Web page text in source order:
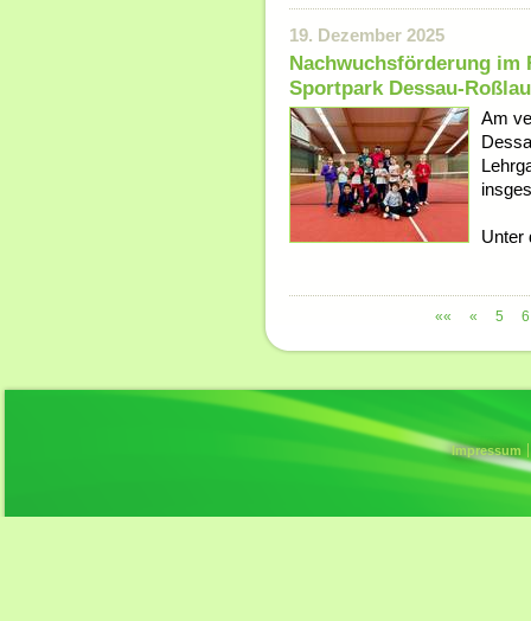
19. Dezember 2025
Nachwuchsförderung im
Sportpark Dessau-Roßlau
Am
Unter
«« « 5 6
Impressum